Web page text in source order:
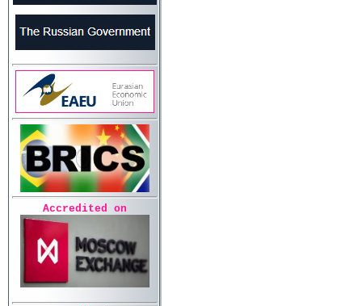
Accredited on